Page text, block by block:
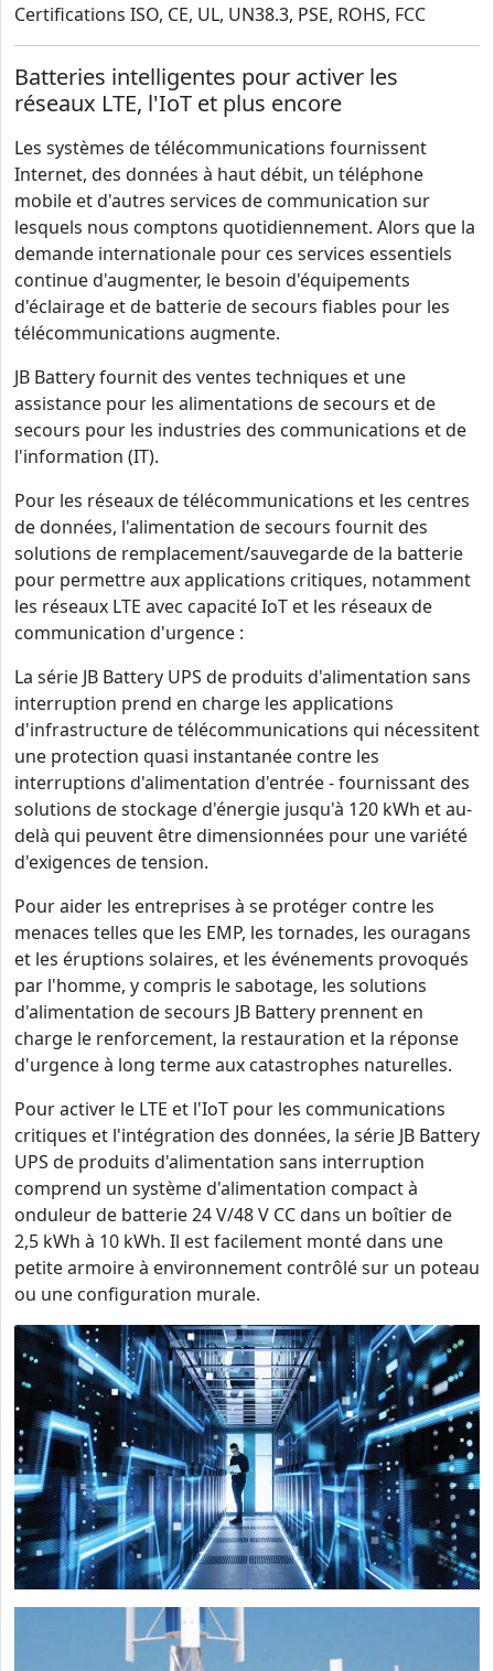
Certifications ISO, CE, UL, UN38.3, PSE, ROHS, FCC
Batteries intelligentes pour activer les
réseaux LTE, l'IoT et plus encore
Les systèmes de télécommunications fournissent
Internet, des données à haut débit, un téléphone
mobile et d'autres services de communication sur
lesquels nous comptons quotidiennement. Alors que la
demande internationale pour ces services essentiels
continue d'augmenter, le besoin d'équipements
d'éclairage et de batterie de secours fiables pour les
télécommunications augmente.
JB Battery fournit des ventes techniques et une
assistance pour les alimentations de secours et de
secours pour les industries des communications et de
l'information (IT).
Pour les réseaux de télécommunications et les centres
de données, l'alimentation de secours fournit des
solutions de remplacement/sauvegarde de la batterie
pour permettre aux applications critiques, notamment
les réseaux LTE avec capacité IoT et les réseaux de
communication d'urgence :
La série JB Battery UPS de produits d'alimentation sans
interruption prend en charge les applications
d'infrastructure de télécommunications qui nécessitent
une protection quasi instantanée contre les
interruptions d'alimentation d'entrée - fournissant des
solutions de stockage d'énergie jusqu'à 120 kWh et au-
delà qui peuvent être dimensionnées pour une variété
d'exigences de tension.
Pour aider les entreprises à se protéger contre les
menaces telles que les EMP, les tornades, les ouragans
et les éruptions solaires, et les événements provoqués
par l'homme, y compris le sabotage, les solutions
d'alimentation de secours JB Battery prennent en
charge le renforcement, la restauration et la réponse
d'urgence à long terme aux catastrophes naturelles.
Pour activer le LTE et l'IoT pour les communications
critiques et l'intégration des données, la série JB Battery
UPS de produits d'alimentation sans interruption
comprend un système d'alimentation compact à
onduleur de batterie 24 V/48 V CC dans un boîtier de
2,5 kWh à 10 kWh. Il est facilement monté dans une
petite armoire à environnement contrôlé sur un poteau
ou une configuration murale.